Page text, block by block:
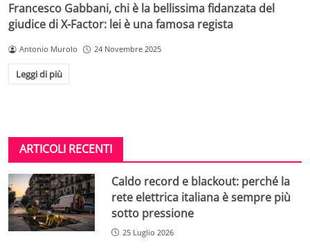
Francesco Gabbani, chi è la bellissima fidanzata del
giudice di X-Factor: lei è una famosa regista
Antonio Murolo 24 Novembre 2025
Leggi di più
ARTICOLI RECENTI
Caldo record e blackout: perché la
rete elettrica italiana è sempre più
sotto pressione
25 Luglio 2026